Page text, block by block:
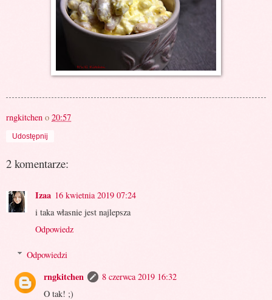
rngkitchen o 20:57
Udostępnij
2 komentarze:
Izaa 16 kwietnia 2019 07:24
i taka własnie jest najlepsza
Odpowiedz
Odpowiedzi
rngkitchen
8 czerwca 2019 16:32
O tak! ;)